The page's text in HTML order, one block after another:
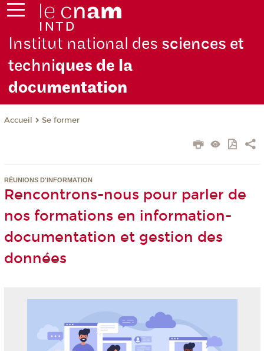
Institut national des sciences et
techniques de la
documentation
Accueil Se former
RÉUNIONS D'INFORMATION
Rencontrons-nous pour parler de
nos formations en information-
documentation et gestion des
données